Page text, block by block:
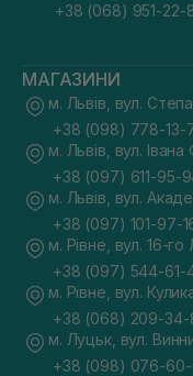
+38 (068) 951-22-
МАГАЗИНИ
м. Львів, вул.
+38 (098) 778-13-
м. Львів, вул.
+38 (097) 611-95-
м. Львів, вул.
+38 (097) 101-97-
м. Рівне, вул. 16-го
+38 (097) 544-61-
м. Рівне, вул.
+38 (068) 209-34-
м. Луцьк, вул.
+38 (098) 076-60-